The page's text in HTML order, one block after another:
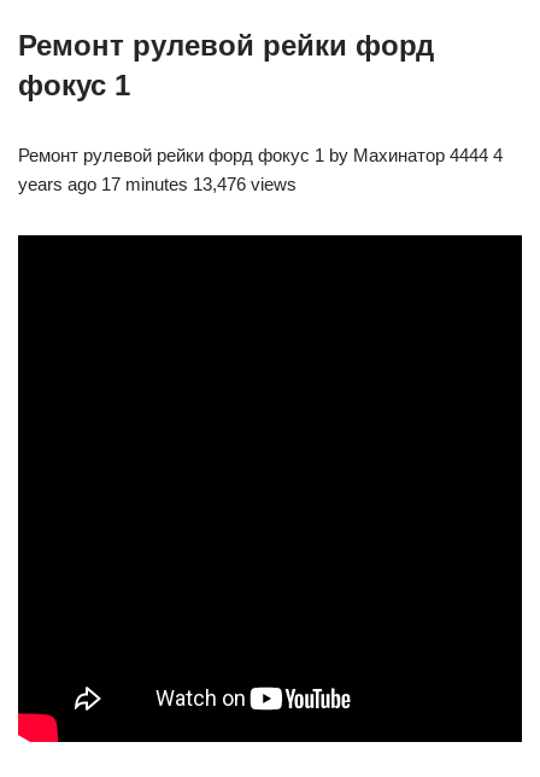
Ремонт рулевой рейки форд
фокус 1
Ремонт рулевой рейки форд фокус 1 by Махинатор 4444 4
years ago 17 minutes 13,476 views